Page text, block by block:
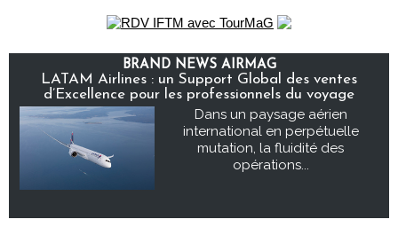
BRAND NEWS AIRMAG
LATAM Airlines : un Support Global des ventes
d’Excellence pour les professionnels du voyage
Dans un paysage aérien
international en perpétuelle
mutation, la fluidité des
opérations...